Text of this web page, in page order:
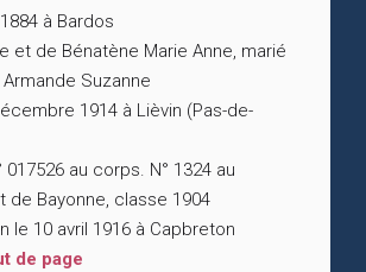
à Bardos
et de Bénatène Marie Anne, marié
Suzanne
1914 à Lièvin (Pas-de-
017526 au corps. N° 1324 au
de Bayonne, classe 1904
le 10 avril 1916 à Capbreton
de page